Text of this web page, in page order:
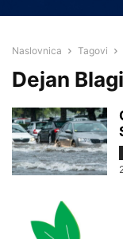
Naslovnica Tagovi
Dejan